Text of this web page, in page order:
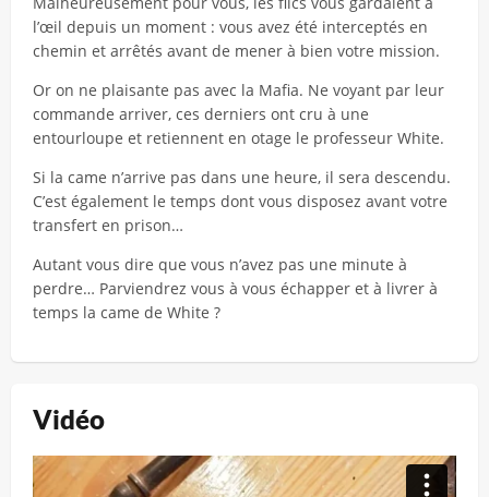
l’œil depuis un moment : vous avez été interceptés en
chemin et arrêtés avant de mener à bien votre mission.
Or on ne plaisante pas avec la Mafia. Ne voyant par leur
commande arriver, ces derniers ont cru à une
entourloupe et retiennent en otage le professeur White.
Si la came n’arrive pas dans une heure, il sera descendu.
C’est également le temps dont vous disposez avant votre
transfert en prison…
Autant vous dire que vous n’avez pas une minute à
perdre… Parviendrez vous à vous échapper et à livrer à
temps la came de White ?
Vidéo